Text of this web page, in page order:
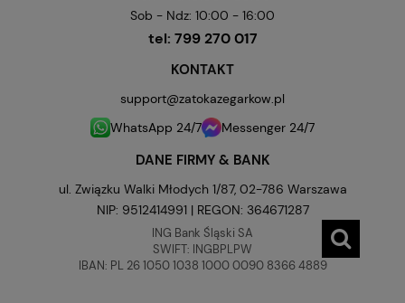
Sob - Ndz: 10:00 - 16:00
tel: 799 270 017
KONTAKT
support@zatokazegarkow.pl
WhatsApp 24/7
Messenger 24/7
DANE FIRMY & BANK
ul. Związku Walki Młodych 1/87, 02-786 Warszawa
NIP: 9512414991 | REGON: 364671287
ING Bank Śląski SA
SWIFT: INGBPLPW
IBAN: PL 26 1050 1038 1000 0090 8366 4889